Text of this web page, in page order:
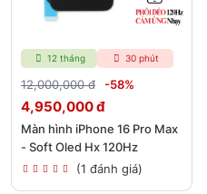
12 tháng 30 phút
12,000,000 đ -58%
4,950,000 đ
Màn hình iPhone 16 Pro Max
- Soft Oled Hx 120Hz
(1 đánh giá)